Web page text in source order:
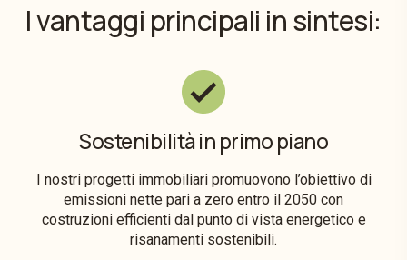
I vantaggi principali in sintesi:
Sostenibilità in primo piano
I nostri progetti immobiliari promuovono l’obiettivo di
emissioni nette pari a zero entro il 2050 con
costruzioni efficienti dal punto di vista energetico e
risanamenti sostenibili.